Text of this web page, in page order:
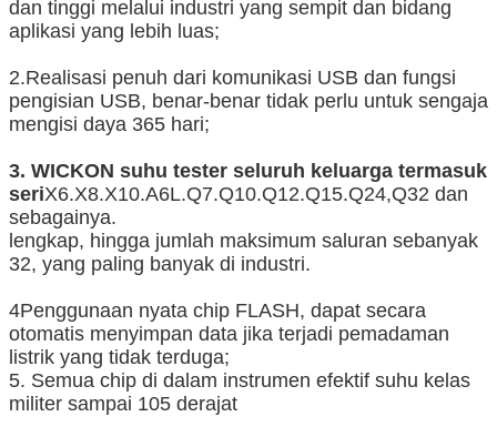
dan tinggi melalui industri yang sempit dan bidang
aplikasi yang lebih luas;
2.Realisasi penuh dari komunikasi USB dan fungsi
pengisian USB, benar-benar tidak perlu untuk sengaja
mengisi daya 365 hari;
3. WICKON suhu tester seluruh keluarga termasuk
seriX6.X8.X10.A6L.Q7.Q10.Q12.Q15.Q24,Q32 dan
sebagainya.
lengkap, hingga jumlah maksimum saluran sebanyak
32, yang paling banyak di industri.
4Penggunaan nyata chip FLASH, dapat secara
otomatis menyimpan data jika terjadi pemadaman
listrik yang tidak terduga;
5. Semua chip di dalam instrumen efektif suhu kelas
militer sampai 105 derajat